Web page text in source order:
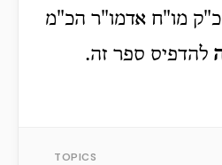
כ"ק מו"ח אדמו"ר הכ"מ
להדפיס ספר זה.
TOPICS